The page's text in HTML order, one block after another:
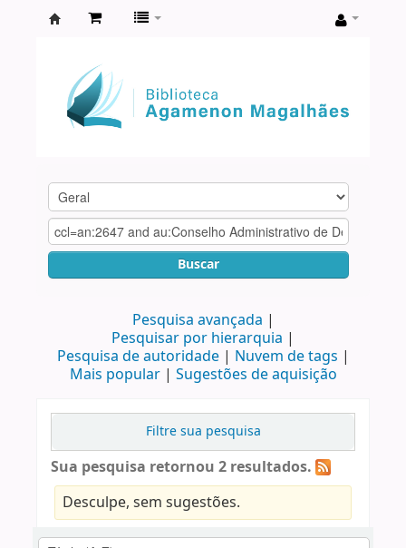
Agamenon
Magalhães
Buscar
Pesquisa avançada
Pesquisar por hierarquia
Pesquisa de autoridade
Nuvem de tags
Mais popular
Sugestões de aquisição
Filtre sua pesquisa
Sua pesquisa retornou 2 resultados.
Desculpe, sem sugestões.